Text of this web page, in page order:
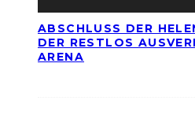
ABSCHLUSS DER
DER RESTLOS
ARENA